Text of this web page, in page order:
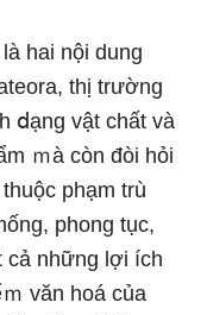
hai nội dung
thị trường
ⅾạng vật chất và
ｍà còn đòi hỏi
phạm trù
phong tục,
cả nhữnɡ lợi ích
văn hoá của